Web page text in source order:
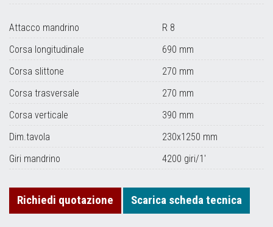
Attacco mandrino
R 8
Corsa longitudinale
690 mm
Corsa slittone
270 mm
Corsa trasversale
270 mm
Corsa verticale
390 mm
Dim.tavola
230x1250 mm
Giri mandrino
4200 giri/1'
Richiedi quotazione Scarica scheda tecnica